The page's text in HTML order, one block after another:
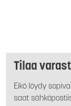
Tilaa
Eikö löydy
saat